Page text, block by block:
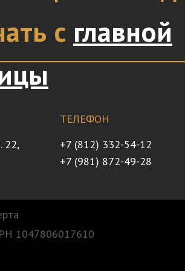
с главной
ТЕЛЕФОН
+7 (812) 332-54-12
+7 (981) 872-49-28
22,
1047806017610